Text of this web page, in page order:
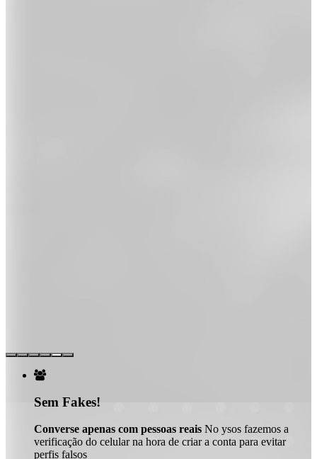

Sem Fakes!
Converse apenas com pessoas reais No ysos fazemos a
verificação do celular na hora de criar a conta para evitar
perfis falsos